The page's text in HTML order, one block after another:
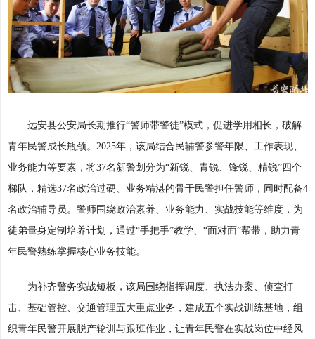
远安县公安局长期推行“警师带警徒”模式，促进学用相长，破解
青年民警成长瓶颈。2025年，该局结合民辅警参警年限、工作表现、
业务能力等要素，将37名新警划分为“新锐、青锐、锋锐、精锐”四个
梯队，精选37名政治过硬、业务精湛的骨干民警担任警师，同时配备4
名政治辅导员。警师围绕政治素养、业务能力、实战技能等维度，为
徒弟量身定制培养计划，通过“手把手”教学、“面对面”帮带，助力青
年民警熟练掌握核心业务技能。
为补齐警务实战短板，该局围绕指挥调度、执法办案、侦查打
击、基础管控、交通管理五大重点业务，建成五个实战训练基地，组
织青年民警开展脱产轮训与跟班作业，让青年民警在实战岗位中经风